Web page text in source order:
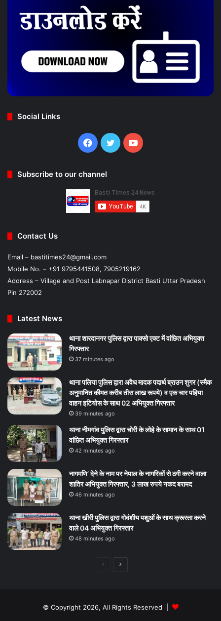
Social Links
Facebook
TwitterYouTube
Subscribe to our channel
Contact Us
Email – bastitimes24@gmail.com
Mobile No. – +91 9795441508, 7905219162
Address – Village and Post Labnapar District Basti Uttar Pradesh
Pin 272002
Latest News
थाना शारदानगर पुलिस द्वारा पाक्सो एक्ट में वांछित अभियुक्त
गिरफ्तार
37 minutes ago
थाना पलिया पुलिस द्वारा अवैध मादक पदार्थ ब्राउन शुगर (स्मैक
अनुमानित कीमत करीब तीस लाख रूपये) व एक चार पहिया
वाहन इटियोस के साथ 02 अभियुक्त गिरफ्तार
39 minutes ago
थाना नीमगांव पुलिस द्वारा चोरी के लोहे के सामान के साथ 01
वांछित अभियुक्त गिरफ्तार
42 minutes ago
नागमणि’ देने के नाम पर नेपाल के नागरिकों से ठगी करने वाला
शातिर अभियुक्त गिरफ्तार, 3 लाख रुपये नकद बरामद
46 minutes ago
थाना खीरी पुलिस द्वारा गोवंशीय पशुओं के साथ क्रूरता करने
वाले 04 अभियुक्त गिरफ्तार
48 minutes ago
PreviousNext
© Copyright 2026, All Rights Reserved |